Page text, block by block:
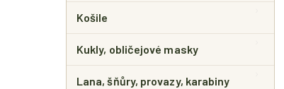
Košile
Kukly, obličejové masky
Lana, šňůry, provazy, karabiny